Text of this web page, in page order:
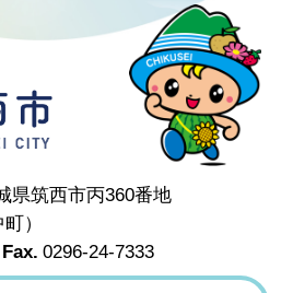
筑西市
県筑西市丙360番地
）
Fax. 0296-24-7333